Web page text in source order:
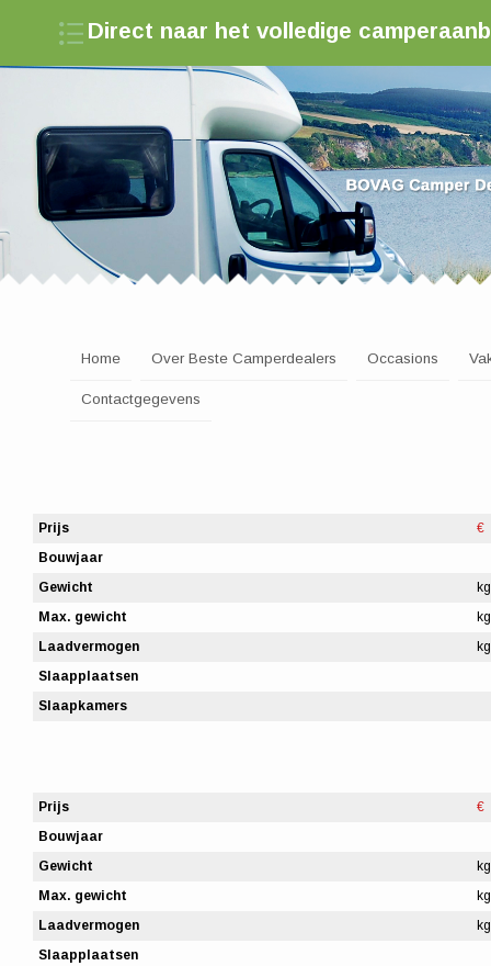
Direct naar het volledige
Zoek een camperdealer in Nederland
Home Over Beste Camperdealers Occasions
Contactgegevens
Prijs
€
Bouwjaar
Gewicht
kg
Max. gewicht
kg
Laadvermogen
kg
Slaapplaatsen
Slaapkamers
Prijs
€
Bouwjaar
Gewicht
kg
Max. gewicht
kg
Laadvermogen
kg
Slaapplaatsen